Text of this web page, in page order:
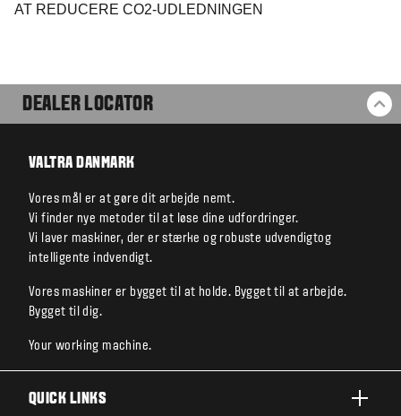
AT REDUCERE CO2-UDLEDNINGEN
DEALER LOCATOR
VALTRA DANMARK
Vores mål er at gøre dit arbejde nemt.
Vi finder nye metoder til at løse dine udfordringer.
Vi laver maskiner, der er stærke og robuste udvendigtog
intelligente indvendigt.
Vores maskiner er bygget til at holde. Bygget til at arbejde.
Bygget til dig.
Your working machine.
QUICK LINKS